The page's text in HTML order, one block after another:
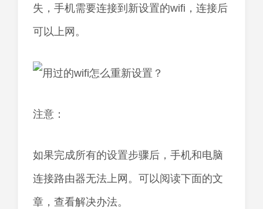
失，手机需要连接到新设置的wifi，连接后
可以上网。
注意：
如果完成所有的设置步骤后，手机和电脑
连接路由器无法上网。可以阅读下面的文
章，查看解决办法。